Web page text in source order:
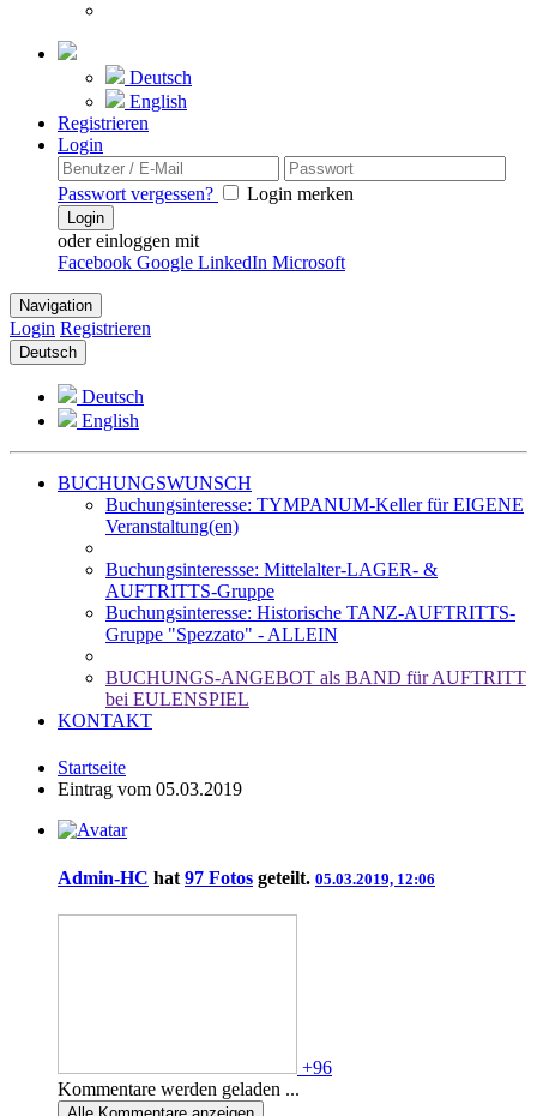
Deutsch
English
Registrieren
Login
Passwort vergessen? Login merken
Login
oder einloggen mit
Facebook Google LinkedIn Microsoft
Navigation
Login Registrieren
Deutsch
Deutsch
English
BUCHUNGSWUNSCH
Buchungsinteresse: TYMPANUM-Keller für EIGENE
Veranstaltung(en)
Buchungsinteressse: Mittelalter-LAGER- &
AUFTRITTS-Gruppe
Buchungsinteresse: Historische TANZ-AUFTRITTS-
Gruppe "Spezzato" - ALLEIN
BUCHUNGS-ANGEBOT als BAND für AUFTRITT
bei EULENSPIEL
KONTAKT
Startseite
Eintrag vom 05.03.2019
Admin-HC hat 97 Fotos geteilt. 05.03.2019, 12:06
+96
Kommentare werden geladen ...